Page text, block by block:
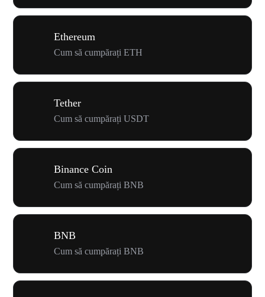
Ethereum
Cum să cumpărați ETH
Tether
Cum să cumpărați USDT
Binance Coin
Cum să cumpărați BNB
BNB
Cum să cumpărați BNB